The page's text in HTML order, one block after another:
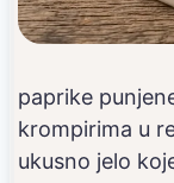
paprike
krompirima u
ukusno jelo